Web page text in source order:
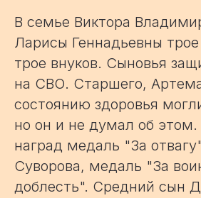
В семье Виктора
Ларисы Геннадьевны
трое внуков. Сыновья
на СВО. Старшего,
состоянию здоровья
но он и не думал об этом.
наград медаль "За
Суворова, медаль "За
доблесть". Средний сын